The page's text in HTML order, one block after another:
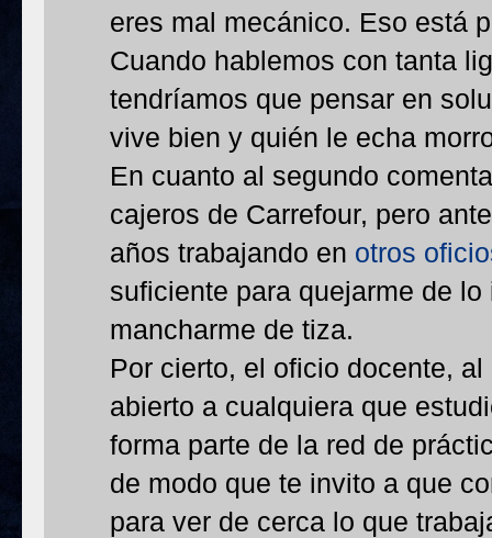
eres mal mecánico. Eso está
Cuando hablemos con tanta
tendríamos que pensar en
vive bien y quién le echa
En cuanto al segundo
cajeros de Carrefour, pero
años trabajando en otros
suficiente para quejarme de
mancharme de tiza.
Por cierto, el oficio docente,
abierto a cualquiera que
forma parte de la red de
de modo que te invito a que
para ver de cerca lo que